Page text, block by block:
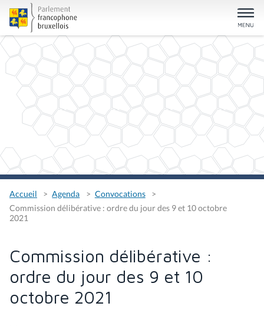
Accueil Agenda
Convocations
Commission délibérative : ordre du jour des 9 et 10 octobre
2021
Commission délibérative :
ordre du jour des 9 et 10
octobre 2021